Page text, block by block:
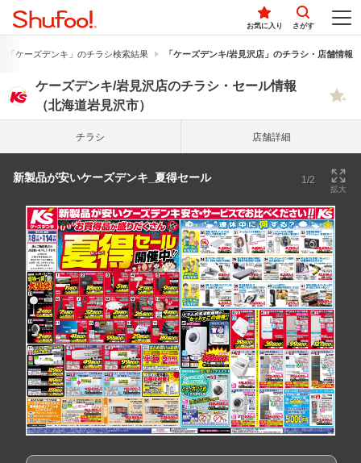
お気に入り さがす
「ケーズデンキ」のチラシ検索結果 「ケーズデンキ/岩見沢店」のチラシ・店舗情報
ケーズデンキ/岩見沢店のチラシ・セール情報
（北海道岩見沢市）
チラシ 店舗詳細
新製品が安いケーズデンキ_夏得セール 1/2
拡大